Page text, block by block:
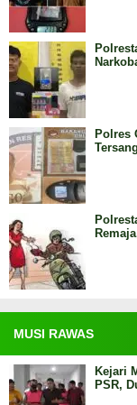
Polres
MUSI RAWAS
Kejari
PSR,